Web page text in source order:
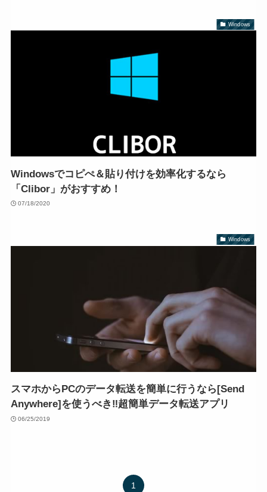
Windows
Windowsでコピぺ＆貼り付けを効率化するなら
「Clibor」がおすすめ！
07/18/2020
Windows
スマホからPCのデータ転送を簡単に行うなら[Send
Anywhere]を使うべき‼超簡単データ転送アプリ
06/25/2019
1